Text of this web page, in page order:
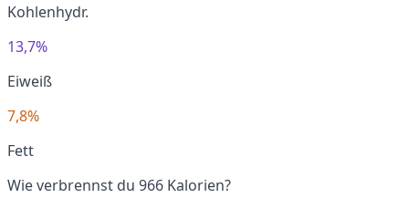
Kohlenhydr.
13,7%
Eiweiß
7,8%
Fett
Wie verbrennst du 966 Kalorien?